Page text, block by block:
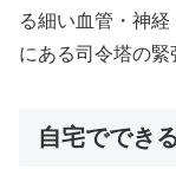
る細い血管・神
にある司令塔の緊
自宅ででき